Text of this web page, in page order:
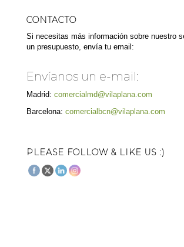
CONTACTO
Si necesitas más información sobre nuestro
un presupuesto, envía tu email:
Envíanos un e-mail:
Madrid:comercialmd@vilaplana.com
Barcelona:comercialbcn@vilaplana.com
PLEASE FOLLOW & LIKE US :)